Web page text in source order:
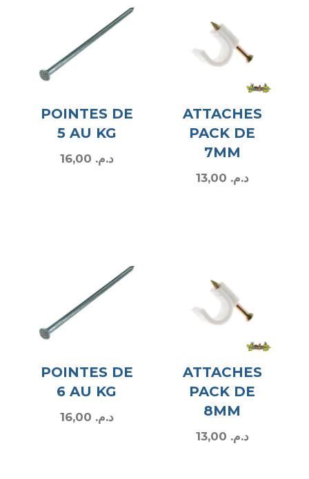
POINTES DE
5 AU KG
د.م.
ATTACHES
PACK DE
7MM
د.م.
POINTES DE
6 AU KG
د.م.
ATTACHES
PACK DE
8MM
د.م.